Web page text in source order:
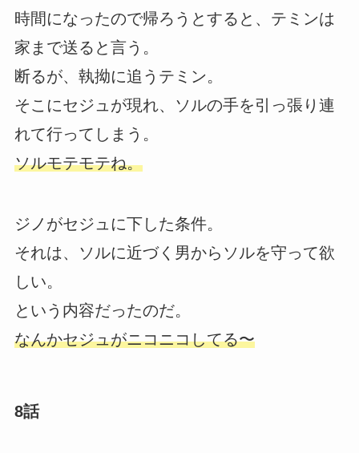
時間になったので帰ろうとすると、テミンは
家まで送ると言う。
断るが、執拗に追うテミン。
そこにセジュが現れ、ソルの手を引っ張り連
れて行ってしまう。
ソルモテモテね。
ジノがセジュに下した条件。
それは、ソルに近づく男からソルを守って欲
しい。
という内容だったのだ。
なんかセジュがニコニコしてる〜
8話